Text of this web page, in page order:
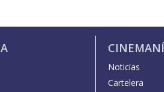
Noticias
Cartelera